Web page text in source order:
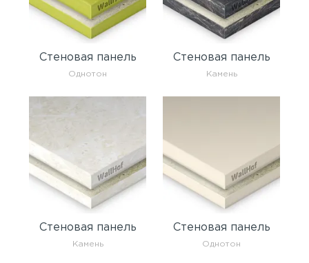
Стеновая панель
Однотон
Стеновая панель
Камень
Стеновая панель
Камень
Стеновая панель
Однотон